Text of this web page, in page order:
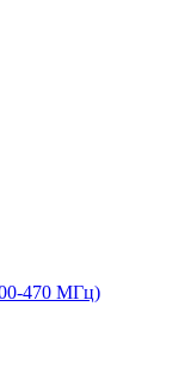
470 МГц)